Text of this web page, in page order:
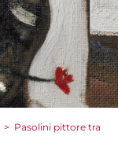
> Pasolini pittore tra